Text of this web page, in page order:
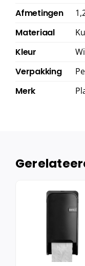
Afmetingen
Materiaal
Kleur
Verpakking
Merk